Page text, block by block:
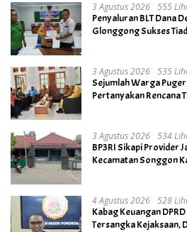
3 Agustus 2026 555
Penyaluran BLT Dana
Glonggong Sukses
3 Agustus 2026 535
Sejumlah Warga
Pertanyakan Rencana
3 Agustus 2026 534
BP3RI Sikapi Provider
Kecamatan Songgon
4 Agustus 2026 528
Kabag Keuangan
Tersangka Kejaksaan,